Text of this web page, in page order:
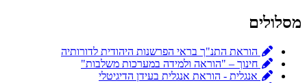
מסלולים
הוראת התנ"ך בראי הפרשנות היהודית לדורותיה
חינוך – "הוראה ולמידה במערכות משלבות"
אנגלית - הוראת אנגלית בעידן הדיגיטלי